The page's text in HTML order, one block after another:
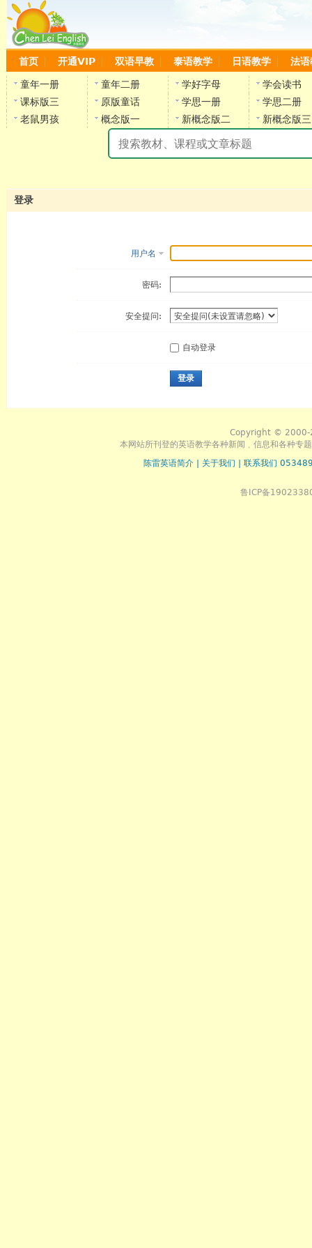
首页 开通VIP 双语早教 泰语教学 日语教学 法语
童年一册 童年二册 学好字母
学会读书
课标版三
原版童话 学思一册
学思二册
老鼠男孩
概念版一 新概念版二 新概念版三
登录
用户名
密码:
安全提问:
自动登录
登录
Copyright © 2000-
本网站所刊登的英语教学各种新闻﹑信息和各种专
陈雷英语简介
关于我们 联系我们
鲁ICP备